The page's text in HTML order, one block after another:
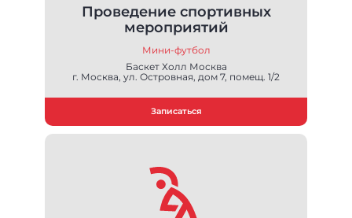
Проведение спортивных
мероприятий
Мини-футбол
Баскет Холл Москва
г. Москва, ул. Островная, дом 7, помещ. 1/2
Записаться